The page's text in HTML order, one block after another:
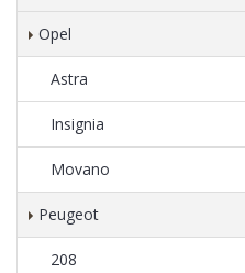
Opel
Astra
Insignia
Movano
Peugeot
208